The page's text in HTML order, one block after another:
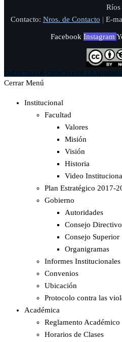
Ríos
Contacto: Nros. de Contacto | E-
Facebook Instagram
FACULTAD DE CIENCIAS DE LA
Cerrar Menú
Institucional
Facultad
Valores
Misión
Visión
Historia
Video
Plan Estratégico 2017-
Gobierno
Autoridades
Consejo Directivo
Consejo Superior
Organigramas
Informes Institucionales
Convenios
Ubicación
Protocolo contra las
Académica
Reglamento Académico
Horarios de Clases